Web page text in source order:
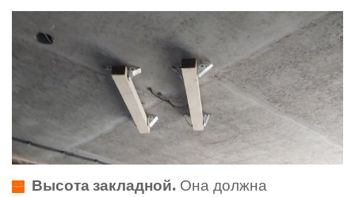
Высота закладной. Она должна